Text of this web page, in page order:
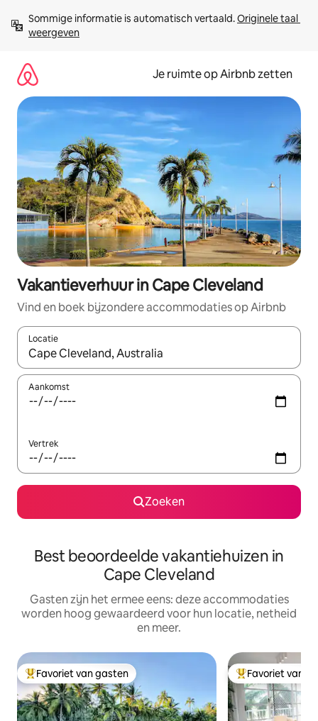
direct
naar
Sommige informatie is automatisch vertaald. Originele taal
weergeven
Je ruimte op Airbnb zetten
Vakantieverhuur in Cape Cleveland
Vind en boek bijzondere accommodaties op Airbnb
Locatie
Wanneer er suggesties beschikbaar zijn, maak je een keuze
Aankomst
Vertrek
Zoeken
Best beoordeelde vakantiehuizen in
Cape Cleveland
Gasten zijn het ermee eens: deze accommodaties
worden hoog gewaardeerd voor hun locatie, netheid
en meer.
Topfavoriet van gasten
Favoriet van gasten Topfavoriet van
Favoriet van